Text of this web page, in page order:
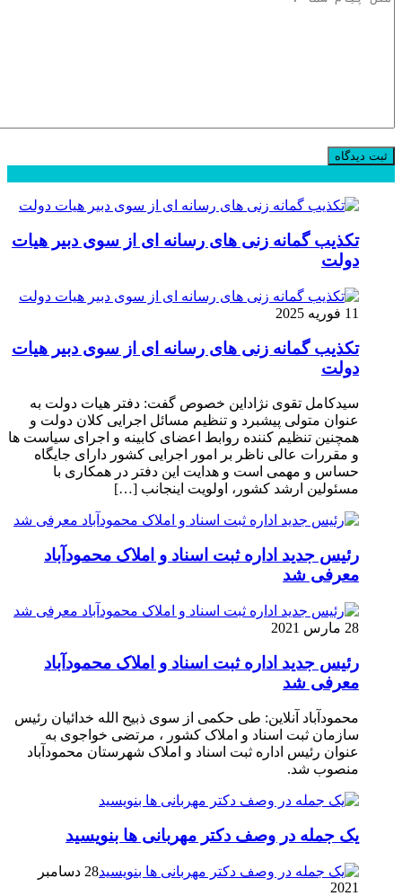
تکذیب گمانه زنی های رسانه ای از سوی دبیر هیات
دولت
11 فوریه 2025
تکذیب گمانه زنی های رسانه ای از سوی دبیر هیات
دولت
سیدکامل تقوی نژاداین خصوص گفت: دفتر هیات دولت به
عنوان متولی پیشبرد و تنظیم مسائل اجرایی کلان دولت و
همچنین تنظیم کننده روابط اعضای کابینه و اجرای سیاست ها
و مقررات عالی ناظر بر امور اجرایی کشور دارای جایگاه
حساس و مهمی است و هدایت این دفتر در همکاری با
مسئولین ارشد کشور، اولویت اینجانب […]
رئیس جدید اداره ثبت اسناد و املاک محمودآباد
معرفی شد
28 مارس 2021
رئیس جدید اداره ثبت اسناد و املاک محمودآباد
معرفی شد
محمودآباد آنلاین: طی حکمی از سوی ذبیح الله خدائیان رئیس
سازمان ثبت اسناد و املاک کشور ، مرتضی خواجوی به
عنوان رئیس اداره ثبت اسناد و املاک شهرستان محمودآباد
منصوب شد.
یک جمله در وصف دکتر مهربانی ها بنویسید
28 دسامبر
2021